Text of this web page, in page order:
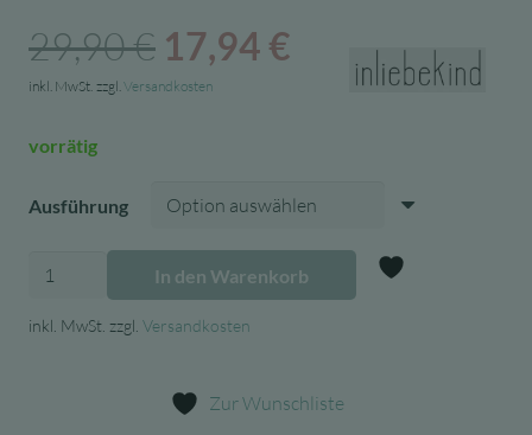
29,90€ Ursprünglicher
Preis
17,94 € Aktueller
Preis
inkl. MwSt. zzgl. Versandkosten
vorrätig
Ausführung
Inliebekind
Routineplaner
inkl.
In den Warenkorb
inkl. MwSt. zzgl. Versandkosten
Zur Wunschliste